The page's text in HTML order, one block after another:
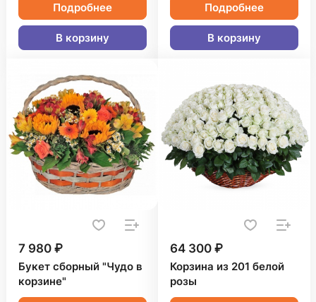
Подробнее
В корзину
Подробнее
В корзину
7 980 ₽
Букет сборный "Чудо в
корзине"
64 300 ₽
Корзина из 201 белой
розы